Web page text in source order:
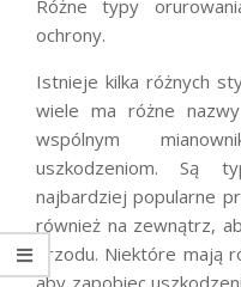
Różne typy
ochrony.
Istnieje kilka różnych
wiele ma różne
wspólnym
uszkodzeniom. Są
najbardziej popularne
również na zewnątrz,
przodu. Niektóre mają